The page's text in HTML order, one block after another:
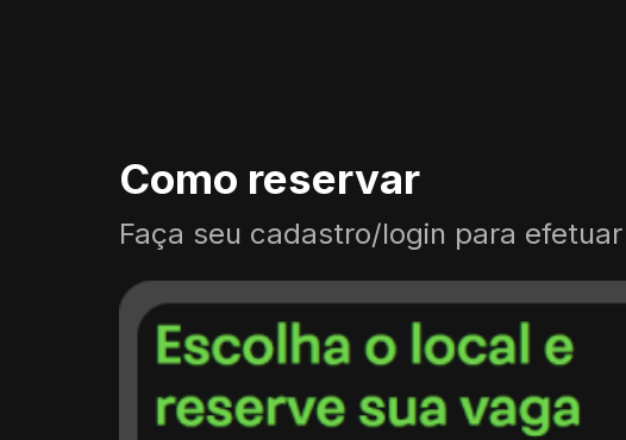
Como reservar
Faça seu cadastro/login para